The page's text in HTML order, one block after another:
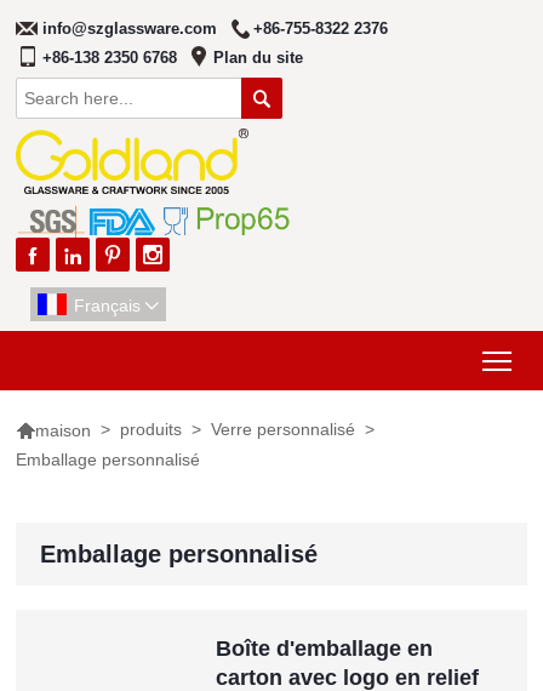
info@szglassware.com
+86-755-8322 2376
+86-138 2350 6768
Plan du site

   
Français 
maison > produits > Verre personnalisé >
Emballage personnalisé
Emballage personnalisé
Boîte d'emballage en
carton avec logo en relief